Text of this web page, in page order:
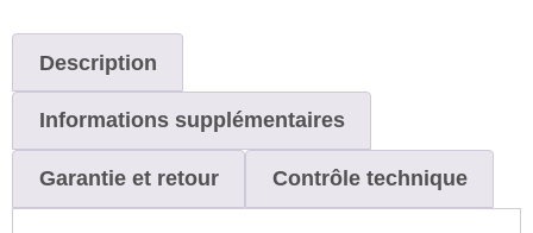
Description
Informations supplémentaires
Garantie et retour Contrôle technique